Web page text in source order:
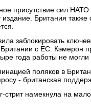
присутствие сил НАТО
Британия
заблокировать
с ЕС. Кэмерон
года работы не
поляков в
- британская
стрит намекнула на